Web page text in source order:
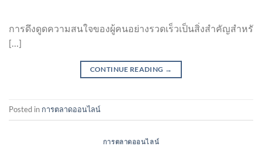
การดึงดูดความสนใจของผู้คนอย่างรวดเร็วเป็นสิ่งสำคัญสำหรั
[…]
CONTINUE READING →
Posted in การตลาดออนไลน์
การตลาดออนไลน์